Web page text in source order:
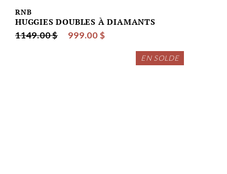
RNB
HUGGIES DOUBLES À DIAMANTS
1149.00 $ 999.00 $
EN SOLDE